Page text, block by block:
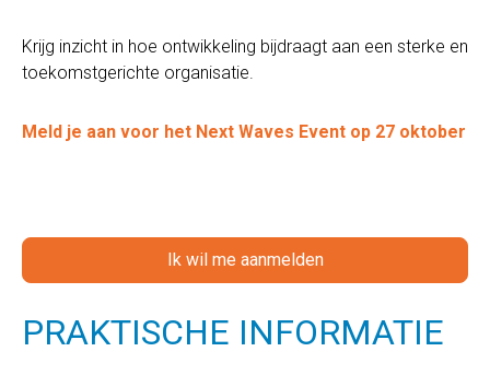
Krijg inzicht in hoe ontwikkeling bijdraagt aan een sterke en
toekomstgerichte organisatie.
Meld je aan voor het Next Waves Event op 27 oktober
Ik wil me aanmelden
PRAKTISCHE INFORMATIE